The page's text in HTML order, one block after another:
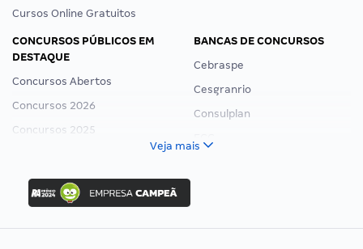
Cursos Online Gratuitos
CONCURSOS PÚBLICOS EM
DESTAQUE
Concursos Abertos
Concursos 2026
Concursos 2025
Concurso Nacional Unificado
Concurso Ibama
Concurso MPU
Editais publicados
BANCAS DE CONCURSOS
Cebraspe
Cesgranrio
Consulplan
Veja mais